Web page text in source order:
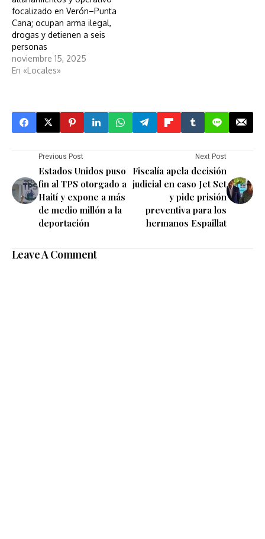
focalizado en Verón–Punta
Cana; ocupan arma ilegal,
drogas y detienen a seis
personas
noviembre 15, 2025
En «Locales»
Previous Post
Estados Unidos puso
fin al TPS otorgado a
Haití y expone a más
de medio millón a la
deportación
Next Post
Fiscalía apela decisión
judicial en caso Jet Set
y pide prisión
preventiva para los
hermanos Espaillat
Leave A Comment